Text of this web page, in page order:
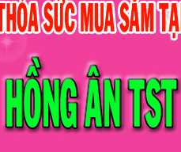
10 chuyên gia đá cánh
Nhóm HotGirls cổ động